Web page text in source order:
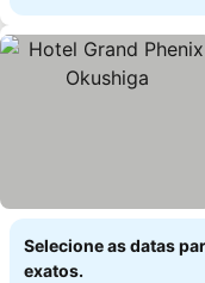
Selecione as datas
exatos.